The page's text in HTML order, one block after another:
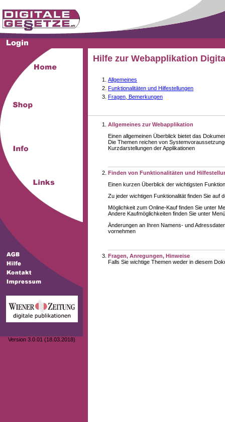
Version 3.0.01 (18.03.2018)
Hilfe zur Webapplikation
Allgemeines
Funktionalitäten und Hilfestellungen
Fragen, Bemerkungen
Allgemeines zur Webapplikation
Einen allgemeinen Überblick bietet das
Die Themen reichen von
Kurzdarstellungen der Applikationen
Finden von Funktionalitäten und
Einen kurzen Überblick der wichtigsten
Zu jeder wichtigen Funktionalität finden Sie auf
Möglichkeit zum Online-Kauf finden Sie unter
Andere Kaufmöglichkeiten finden Sie unter
Änderungen an Ihren Namens- und
vornehmen
Fragen, Anregungen, Hinweise
Falls Sie wichtige Themen weder in diesem